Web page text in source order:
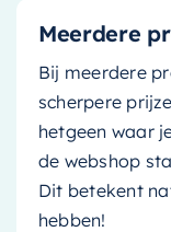
Meerdere
Bij meerdere
scherpere
hetgeen waar
de webshop
Dit betekent
hebben!